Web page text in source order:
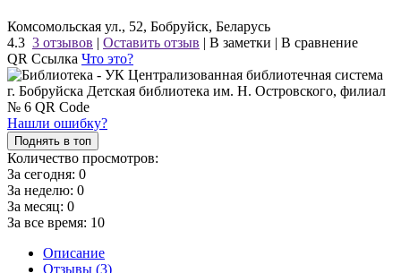
Комсомольская ул., 52, Бобруйск, Беларусь
4.3 3 отзывов | Оставить отзыв | В заметки | В сравнение
QR Ссылка Что это?
Нашли ошибку?
Поднять в топ
Количество просмотров:
За сегодня: 0
За неделю: 0
За месяц: 0
За все время: 10
Описание
Отзывы (3)